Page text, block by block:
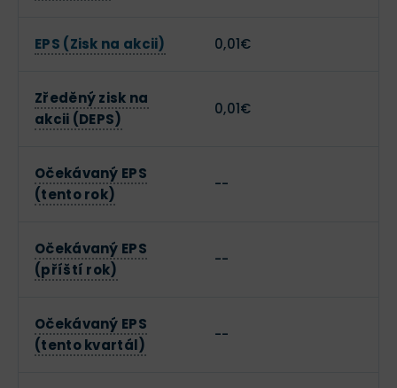
EPS (Zisk na akcii) 0,01€
Zředěný zisk na
akcii (DEPS)
0,01€
Očekávaný EPS
(tento rok)
--
Očekávaný EPS
(příští rok)
--
Očekávaný EPS
(tento kvartál)
--